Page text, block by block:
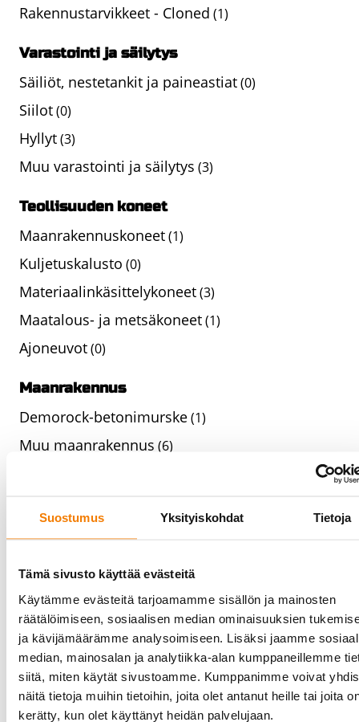
Suostumus Yksityiskohdat Tietoja
Tämä sivusto käyttää evästeitä
Käytämme evästeitä tarjoamamme sisällön ja mainosten
räätälöimiseen, sosiaalisen median ominaisuuksien
ja kävijämäärämme analysoimiseen. Lisäksi jaamme
median, mainosalan ja analytiikka-alan kumppaneillemme
siitä, miten käytät sivustoamme. Kumppanimme voivat
näitä tietoja muihin tietoihin, joita olet antanut heille tai joita
kerätty, kun olet käyttänyt heidän palvelujaan.
Rakennustarvikkeet - Cloned (1)
Varastointi ja säilytys
Säiliöt, nestetankit ja paineastiat(0)
Siilot(0)
Hyllyt(3)
Muu varastointi ja säilytys (3)
Teollisuuden koneet
Maanrakennuskoneet(1)
Kuljetuskalusto (0)
Materiaalinkäsittelykoneet(3)
Maatalous- ja metsäkoneet(1)
Ajoneuvot(0)
Maanrakennus
Demorock-betonimurske(1)
Muu maanrakennus (6)
Yleiset teollisuuslaitteet(2)
Energiateollisuuden laitteistot
Elintarviketeollisuuden laitteet
Siltanosturit ja nostimet(1)
Siltanosturit ja nostimet - Cloned(0)
Siltanosturit ja nostimet - Cloned(0)
Siltanosturit ja nostimet - Cloned(0)
Siltanosturit ja nostimet - Cloned(0)